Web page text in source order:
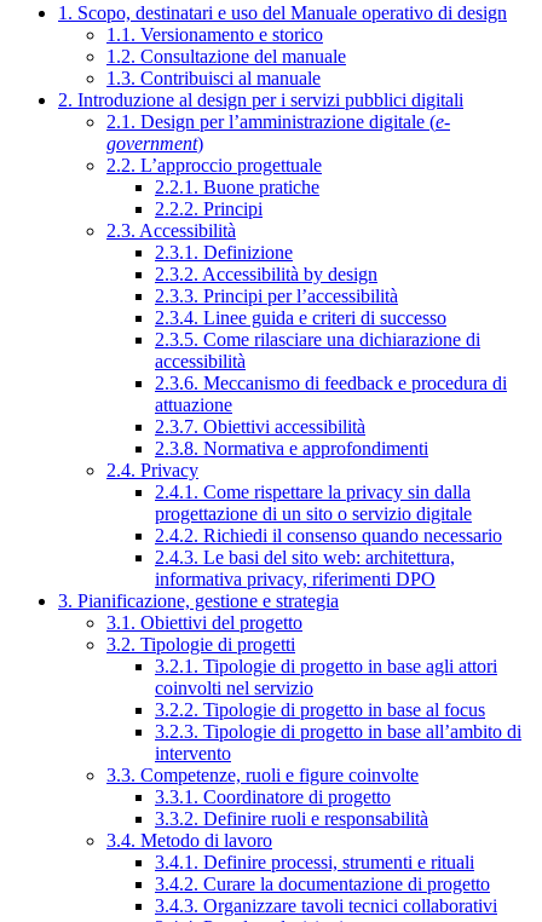
1. Scopo, destinatari e uso del Manuale operativo di design
1.1. Versionamento e storico
1.2. Consultazione del manuale
1.3. Contribuisci al manuale
2. Introduzione al design per i servizi pubblici digitali
2.1. Design per l’amministrazione digitale (e-
government)
2.2. L’approccio progettuale
2.2.1. Buone pratiche
2.2.2. Principi
2.3. Accessibilità
2.3.1. Definizione
2.3.2. Accessibilità by design
2.3.3. Principi per l’accessibilità
2.3.4. Linee guida e criteri di successo
2.3.5. Come rilasciare una dichiarazione di
accessibilità
2.3.6. Meccanismo di feedback e procedura di
attuazione
2.3.7. Obiettivi accessibilità
2.3.8. Normativa e approfondimenti
2.4. Privacy
2.4.1. Come rispettare la privacy sin dalla
progettazione di un sito o servizio digitale
2.4.2. Richiedi il consenso quando necessario
2.4.3. Le basi del sito web: architettura,
informativa privacy, riferimenti DPO
3. Pianificazione, gestione e strategia
3.1. Obiettivi del progetto
3.2. Tipologie di progetti
3.2.1. Tipologie di progetto in base agli attori
coinvolti nel servizio
3.2.2. Tipologie di progetto in base al focus
3.2.3. Tipologie di progetto in base all’ambito di
intervento
3.3. Competenze, ruoli e figure coinvolte
3.3.1. Coordinatore di progetto
3.3.2. Definire ruoli e responsabilità
3.4. Metodo di lavoro
3.4.1. Definire processi, strumenti e rituali
3.4.2. Curare la documentazione di progetto
3.4.3. Organizzare tavoli tecnici collaborativi